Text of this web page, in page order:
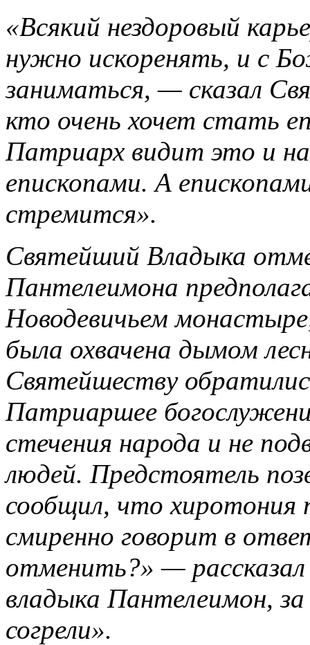
«Всякий нездоровый
нужно искоренять, и с
заниматься, — сказал
кто очень хочет стать
Патриарх видит это и
епископами. А
стремится».
Святейший Владыка
Пантелеимона
Новодевичьем
была охвачена дымом
Святейшеству
Патриаршее
стечения народа и не
людей. Предстоятель
сообщил, что хиротония
смиренно говорит в
отменить?» —
владыка Пантелеимон,
согрели».